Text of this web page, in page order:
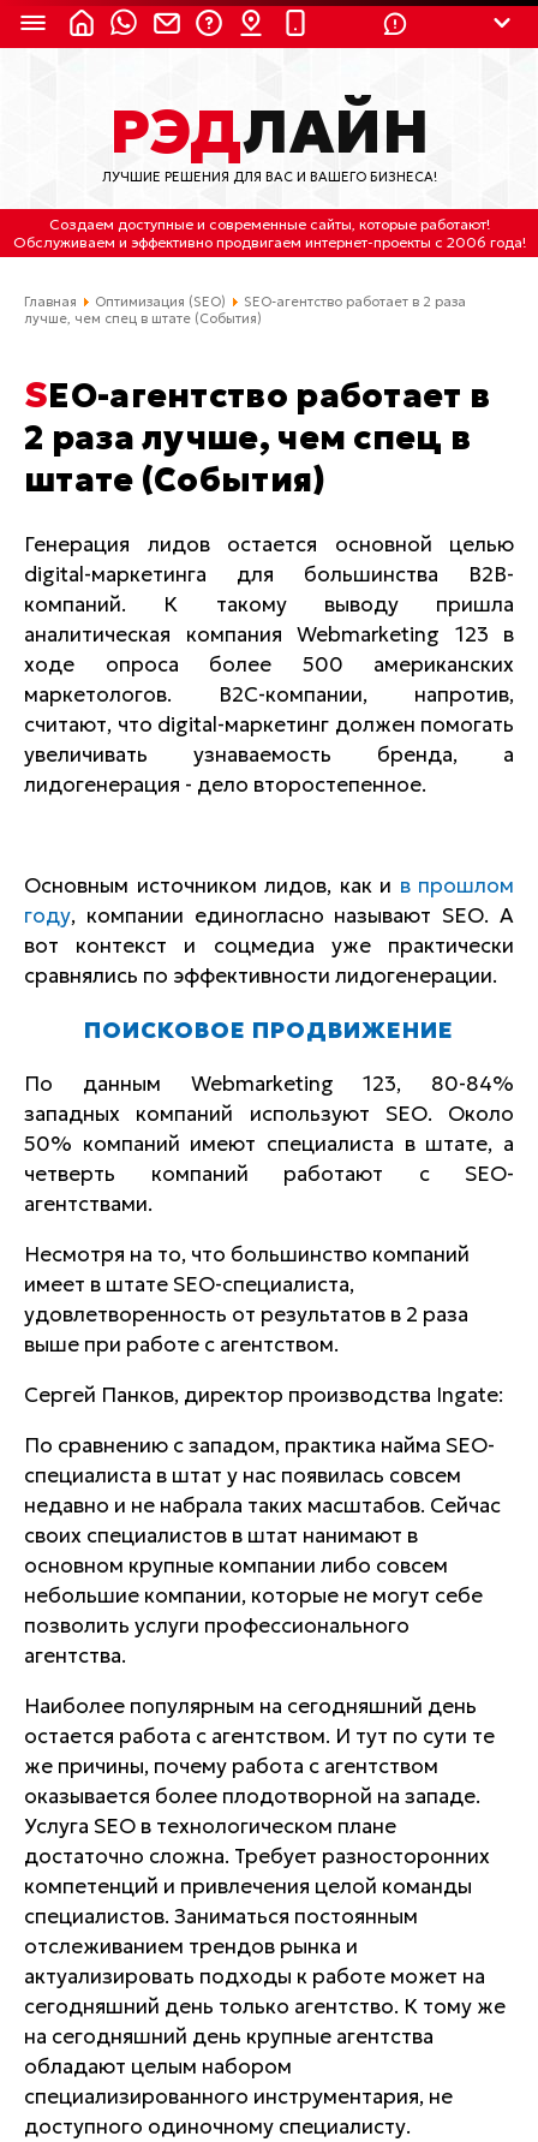
8 (800) 550-9899 (с 2:30 до 11:30 по
Мск)
Бесплатно по России
(4212) 658-653
(4212) 637-673
Отдельный вход \ Левый торец здания
Пн-пт. с 9:30 до 18:30 (по Хбк)
info@lred.ru
РЭДЛАЙН
ЛУЧШИЕ РЕШЕНИЯ ДЛЯ ВАС И ВАШЕГО БИЗНЕСА!
Создаем доступные и современные сайты, которые работают!
Обслуживаем и эффективно продвигаем интернет-проекты с 2006 года!
Главная Оптимизация (SEO)
SEO-агентство работает в 2 раза
лучше, чем спец в штате (События)
SEO-агентство работает в
2 раза лучше, чем спец в
штате (События)
Генерация лидов остается основной целью
digital-маркетинга для большинства B2B-
компаний. К такому выводу пришла
аналитическая компания Webmarketing 123 в
ходе опроса более 500 американских
маркетологов. B2C-компании, напротив,
считают, что digital-маркетинг должен помогать
увеличивать узнаваемость бренда, а
лидогенерация - дело второстепенное.
Основным источником лидов, как и в прошлом
году, компании единогласно называют SEO. А
вот контекст и соцмедиа уже практически
сравнялись по эффективности лидогенерации.
ПОИСКОВОЕ ПРОДВИЖЕНИЕ
По данным Webmarketing 123, 80-84%
западных компаний используют SEO. Около
50% компаний имеют специалиста в штате, а
четверть компаний работают с SEO-
агентствами.
Несмотря на то, что большинство компаний
имеет в штате SEO-специалиста,
удовлетворенность от результатов в 2 раза
выше при работе с агентством.
Сергей Панков, директор производства Ingate:
По сравнению с западом, практика найма SEO-
специалиста в штат у нас появилась совсем
недавно и не набрала таких масштабов. Сейчас
своих специалистов в штат нанимают в
основном крупные компании либо совсем
небольшие компании, которые не могут себе
позволить услуги профессионального
агентства.
Наиболее популярным на сегодняшний день
остается работа с агентством. И тут по сути те
же причины, почему работа с агентством
оказывается более плодотворной на западе.
Услуга SEO в технологическом плане
достаточно сложна. Требует разносторонних
компетенций и привлечения целой команды
специалистов. Заниматься постоянным
отслеживанием трендов рынка и
актуализировать подходы к работе может на
сегодняшний день только агентство. К тому же
на сегодняшний день крупные агентства
обладают целым набором
специализированного инструментария, не
доступного одиночному специалисту.